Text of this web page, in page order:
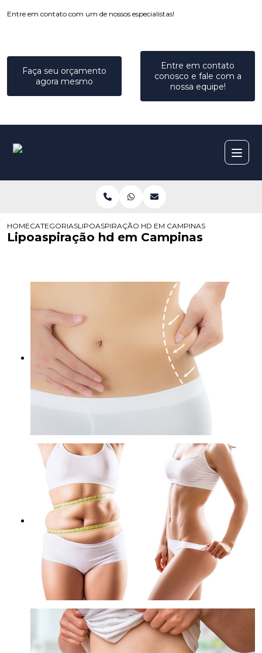
Entre em contato com um de nossos especialistas!
Faça seu orçamento
agora mesmo
Entre em contato
conosco e fale com a
nossa equipe!
HOMECATEGORIASLIPOASPIRAÇÃO HD EM CAMPINAS
Lipoaspiração hd em Campinas